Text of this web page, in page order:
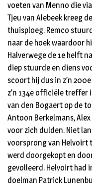
voeten van Menno die
Tjeu van Alebeek kreeg
thuisploeg. Remco
naar de hoek waardoor
Halverwege de 1e helft
diep stuurde en diens
scoort hij dus in z’n
z’n 134e officiële treffer
van den Bogaert op de
Antoon Berkelmans,
voor zich dulden. Niet
voorsprong van Helvoirt
werd doorgekopt en
gevolleerd. Helvoirt had
doelman Patrick